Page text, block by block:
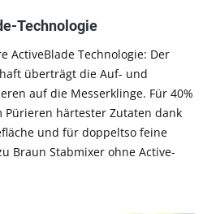
Technologie
ActiveBlade Technologie: Der
überträgt die Auf- und
auf die Messerklinge. Für 40%
härtester Zutaten dank
und für doppeltso feine
Braun Stabmixer ohne Active-